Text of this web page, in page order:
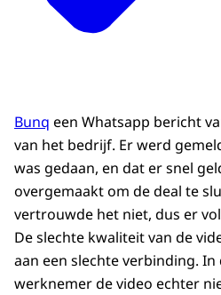
Bunq een Whatsapp bericht
van het bedrijf. Er werd
was gedaan, en dat er snel
overgemaakt om de deal te
vertrouwde het niet, dus er
De slechte kwaliteit van de
aan een slechte verbinding.
werknemer de video echter